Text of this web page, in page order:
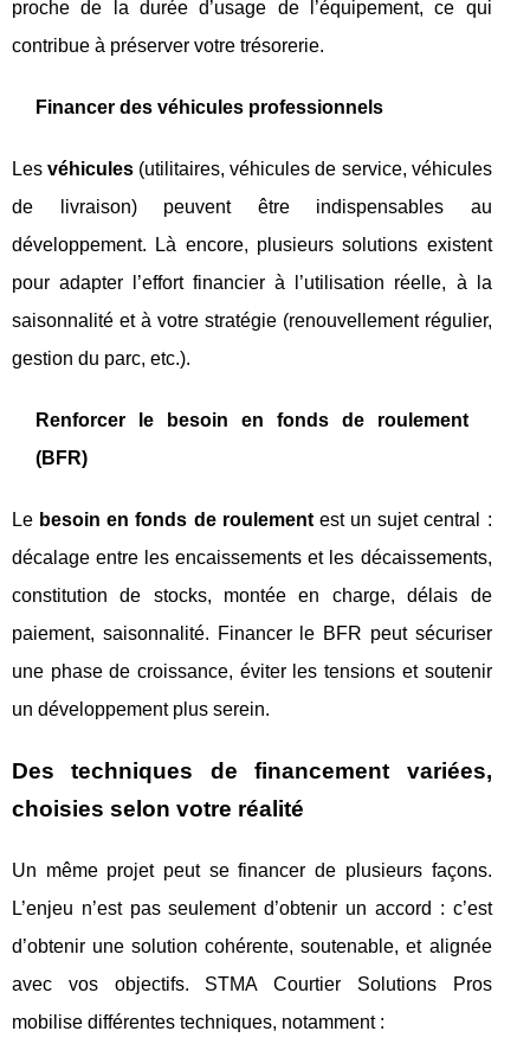
proche de la durée d’usage de l’équipement, ce qui
contribue à préserver votre trésorerie.
Financer des véhicules professionnels
Lesvéhicules (utilitaires, véhicules de service, véhicules
de livraison) peuvent être indispensables au
développement. Là encore, plusieurs solutions existent
pour adapter l’effort financier à l’utilisation réelle, à la
saisonnalité et à votre stratégie (renouvellement régulier,
gestion du parc, etc.).
Renforcer le besoin en fonds de roulement
(BFR)
Le besoin en fonds de roulementest un sujet central :
décalage entre les encaissements et les décaissements,
constitution de stocks, montée en charge, délais de
paiement, saisonnalité. Financer le BFR peut sécuriser
une phase de croissance, éviter les tensions et soutenir
un développement plus serein.
Des techniques de financement variées,
choisies selon votre réalité
Un même projet peut se financer de plusieurs façons.
L’enjeu n’est pas seulement d’obtenir un accord : c’est
d’obtenir une solution cohérente, soutenable, et alignée
avec vos objectifs. STMA Courtier Solutions Pros
mobilise différentes techniques, notamment :